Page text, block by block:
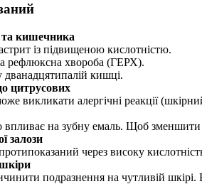
кишечника
із підвищеною кислотністю.
рефлюксна хвороба (ГЕРХ).
дванадцятипалій кишці.
цитрусових
викликати алергічні реакції
на зубну емаль. Щоб зменшити
залози
через високу
подразнення на чутливій